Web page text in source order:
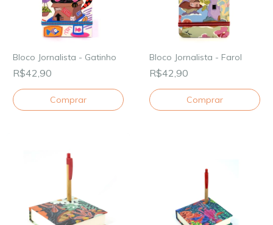
Bloco Jornalista - Gatinho
R$42,90
Bloco Jornalista - Farol
R$42,90